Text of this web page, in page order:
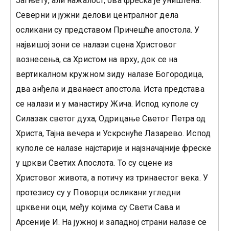
Северни и јужни делови централног дела
осликани су представом Причешће апостола. У
највишој зони се налази сцена Христовог
вознесења, са Христом на врху, док се на
вертикалном кружном зиду налазе Богородица,
два анђела и дванаест апостола. Иста представа
се налази и у манастиру Жича. Испод куполе су
Силазак светог духа, Одрицање Светог Петра од
Христа, Тајна вечера и Ускрснуће Лазарево. Испод
куполе се налазе најстарије и најзначајније фреске
у цркви Светих Апослота. То су сцене из
Христовог живота, а потичу из тринаестог века. У
протезису су у Поворци осликани угледни
црквени оци, међу којима су Свети Сава и
Арсеније И. На јужној и западној страни налазе се